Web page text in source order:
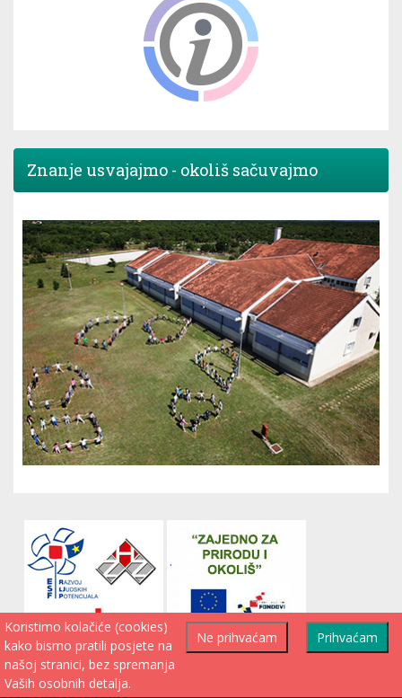
Znanje usvajajmo - okoliš sačuvajmo
Prihvaćam
Ne prihvaćam
Koristimo kolačiće (cookies)
kako bismo pratili posjete na
našoj stranici, bez spremanja
Vaših osobnih detalja.